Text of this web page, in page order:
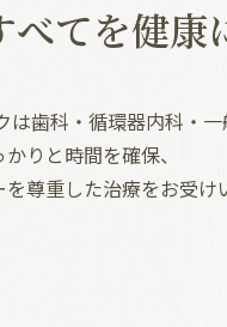
べてを健康
は歯科・循環器内科・
りと時間を確保、
尊重した治療をお受け